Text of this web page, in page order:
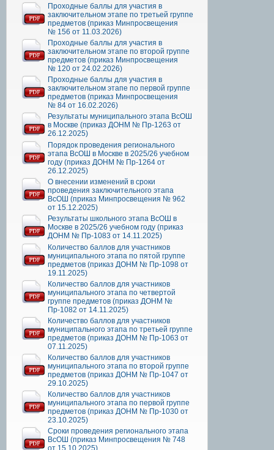
Проходные баллы для участия в
заключительном этапе по третьей группе
предметов (приказ Минпросвещения
№ 156 от 11.03.2026)
Проходные баллы для участия в
заключительном этапе по второй группе
предметов (приказ Минпросвещения
№ 120 от 24.02.2026)
Проходные баллы для участия в
заключительном этапе по первой группе
предметов (приказ Минпросвещения
№ 84 от 16.02.2026)
Результаты муниципального этапа ВсОШ
в Москве (приказ ДОНМ № Пр-1263 от
26.12.2025)
Порядок проведения регионального
этапа ВсОШ в Москве в 2025/26 учебном
году (приказ ДОНМ № Пр-1264 от
26.12.2025)
О внесении изменений в сроки
проведения заключительного этапа
ВсОШ (приказ Минпросвещения № 962
от 15.12.2025)
Результаты школьного этапа ВсОШ в
Москве в 2025/26 учебном году (приказ
ДОНМ № Пр-1083 от 14.11.2025)
Количество баллов для участников
муниципального этапа по пятой группе
предметов (приказ ДОНМ № Пр-1098 от
19.11.2025)
Количество баллов для участников
муниципального этапа по четвертой
группе предметов (приказ ДОНМ №
Пр-1082 от 14.11.2025)
Количество баллов для участников
муниципального этапа по третьей группе
предметов (приказ ДОНМ № Пр-1063 от
07.11.2025)
Количество баллов для участников
муниципального этапа по второй группе
предметов (приказ ДОНМ № Пр-1047 от
29.10.2025)
Количество баллов для участников
муниципального этапа по первой группе
предметов (приказ ДОНМ № Пр-1030 от
23.10.2025)
Сроки проведения регионального этапа
ВсОШ (приказ Минпросвещения № 748
от 15.10.2025)